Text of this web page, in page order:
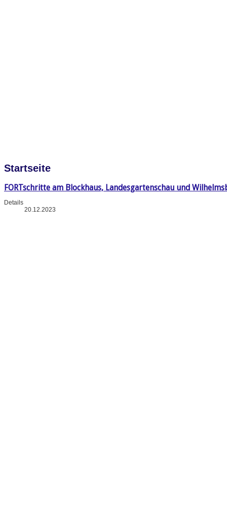
Startseite
FORTschritte am Blockhaus, Landesgartenschau und
Details
20.12.2023